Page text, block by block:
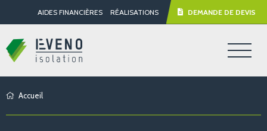
AIDES FINANCIÈRES RÉALISATIONS DEMANDE DE DEVIS
Accueil